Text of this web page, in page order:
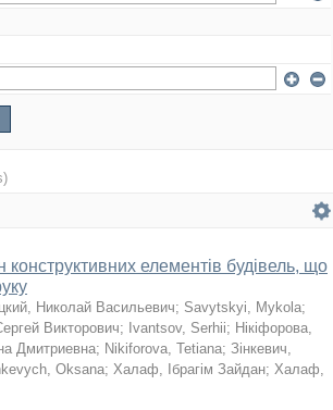
елементів будівель, що
Николай Васильевич; Savytskyi, Mykola;
Викторович; Ivantsov, Serhii; Нікіфорова,
Дмитриевна; Nikiforova, Tetiana; Зінкевич,
Oksana; Халаф, Ібрагім Зайдан; Халаф,